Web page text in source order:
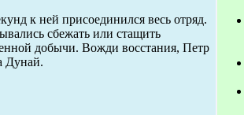
к ней присоединился весь отряд.
сбежать или стащить
добычи. Вожди восстания, Петр
Дунай.